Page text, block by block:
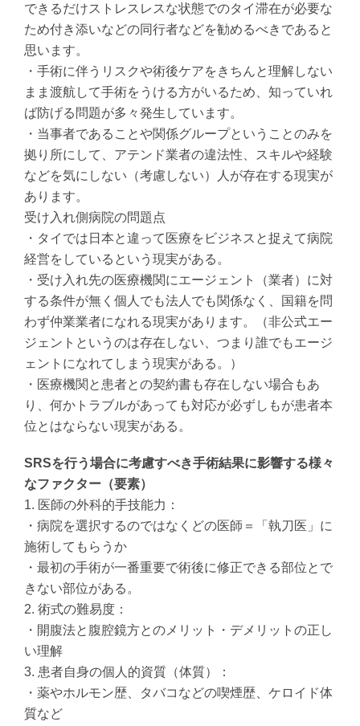
できるだけストレスレスな状態でのタイ滞在が必要な
ため付き添いなどの同行者などを勧めるべきであると
思います。
・手術に伴うリスクや術後ケアをきちんと理解しない
まま渡航して手術をうける方がいるため、知っていれ
ば防げる問題が多々発生しています。
・当事者であることや関係グループということのみを
拠り所にして、アテンド業者の違法性、スキルや経験
などを気にしない（考慮しない）人が存在する現実が
あります。
受け入れ側病院の問題点
・タイでは日本と違って医療をビジネスと捉えて病院
経営をしているという現実がある。
・受け入れ先の医療機関にエージェント（業者）に対
する条件が無く個人でも法人でも関係なく、国籍を問
わず仲業業者になれる現実があります。（非公式エー
ジェントというのは存在しない、つまり誰でもエージ
ェントになれてしまう現実がある。）
・医療機関と患者との契約書も存在しない場合もあ
り、何かトラブルがあっても対応が必ずしもが患者本
位とはならない現実がある。
SRSを行う場合に考慮すべき手術結果に影響する様々
なファクター（要素）
1. 医師の外科的手技能力：
・病院を選択するのではなくどの医師＝「執刀医」に
施術してもらうか
・最初の手術が一番重要で術後に修正できる部位とで
きない部位がある。
2. 術式の難易度：
・開腹法と腹腔鏡方とのメリット・デメリットの正し
い理解
3. 患者自身の個人的資質（体質）：
・薬やホルモン歴、タバコなどの喫煙歴、ケロイド体
質など